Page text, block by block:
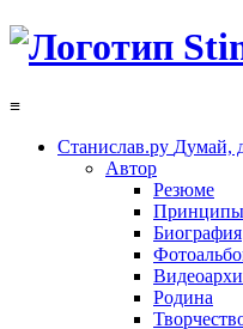
≡
Станислав.ру Думай,
Автор
Резюме
Принципы
Биография
Родина